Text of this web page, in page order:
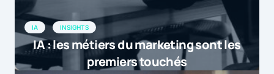
IA INSIGHTS
IA : les métiers du marketing sont les
premiers touchés